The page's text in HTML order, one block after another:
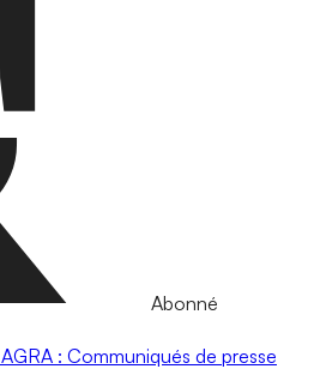
Abonné
AGRA : Communiqués de presse